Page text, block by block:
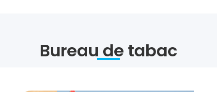
Bureau de tabac